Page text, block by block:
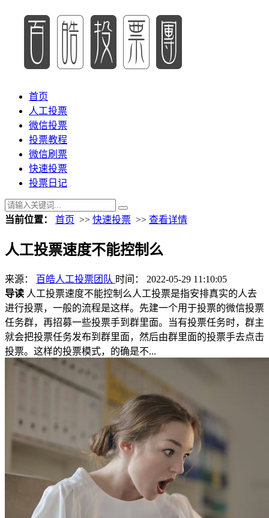
首页
人工投票
微信投票
投票教程
微信刷票
快速投票
投票日记
当前位置： 首页 >> 快速投票 >> 查看详情
人工投票速度不能控制么
来源： 百皓人工投票团队 时间： 2022-05-29 11:10:05
导读 人工投票速度不能控制么人工投票是指安排真实的人去
进行投票，一般的流程是这样。先建一个用于投票的微信投票
任务群，再招募一些投票手到群里面。当有投票任务时，群主
就会把投票任务发布到群里面，然后由群里面的投票手去点击
投票。这样的投票模式，的确是不...